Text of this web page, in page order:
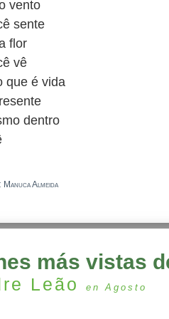
vento
sente
flor
vê
que é vida
dentro
Manuca Almeida
más vistas
Leão en Agosto